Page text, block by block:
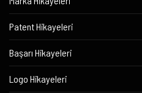
Patent Hikayeleri
Başarı Hikayeleri
Logo Hikayeleri